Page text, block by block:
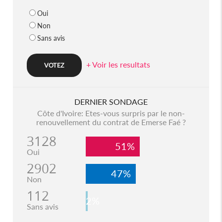
Oui
Non
Sans avis
+ Voir les resultats
DERNIER SONDAGE
Côte d'Ivoire: Etes-vous surpris par le non-
renouvellement du contrat de Emerse Faé ?
3128
Oui 51%
2902
Non 47%
112
Sans avis 2%